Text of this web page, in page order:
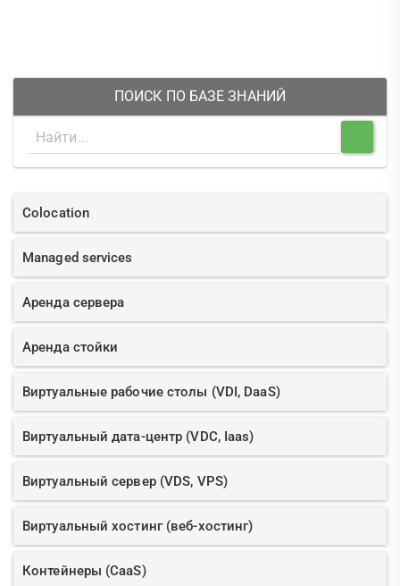
ПОИСК ПО БАЗЕ ЗНАНИЙ
Colocation
Managed services
Аренда сервера
Аренда стойки
Виртуальные рабочие столы (VDI, DaaS)
Виртуальный дата-центр (VDC, Iaas)
Виртуальный сервер (VDS, VPS)
Виртуальный хостинг (веб-хостинг)
Контейнеры (CaaS)